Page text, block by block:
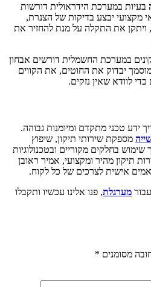
בעיות במערכת הידראולית דורשות
מקצועי יבצע בדיקות של הצנרת,
ויתקן את התקלה על מנת להחזיר את
במערכת החשמלית דורשים אבחון
יבדוק את החוטים, את הקווים
לוודא שאין נזקים.
ידע טכני מתקדם ומיומנות גבוהה.
מספקת שירותי תיקון, שיפוץ
שימוש בחלקים מקוריים ובטכנולוגיות
תיקון מהיר ומקצועי, אמיר ראובן
אישית לצרכים של כל לקוח.
מערגלת, פנו אלינו עכשיו ותקבלו
מסומנים *